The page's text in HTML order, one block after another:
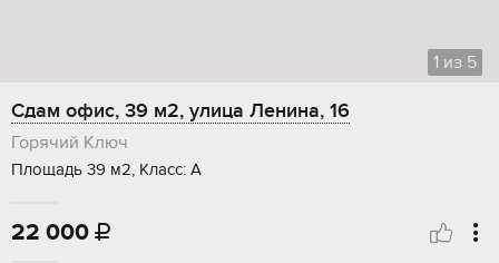
1 из 5
Сдам офис, 39 м2, улица Ленина, 16
Горячий Ключ
Площадь 39 м2, Класс: А
22 000 